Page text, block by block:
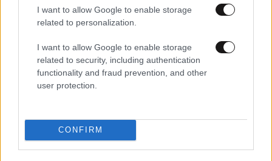
I want to allow Google to enable storage
related to personalization.
I want to allow Google to enable storage
related to security, including authentication
functionality and fraud prevention, and other
user protection.
CONFIRM
Διαβάστε και ακολουθήστε τους κανόνες σχολιασμού
ΠΡΟΣΘΗΚΗ
Kats
Το λεγόμενο δηλαδή σκαλί και σκάλα